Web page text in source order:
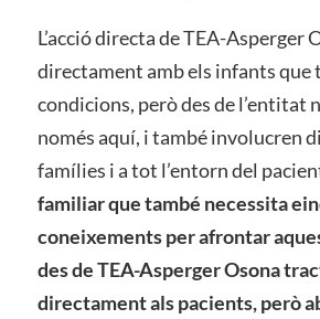
L’acció directa de TEA-Asperger
directament amb els infants que
condicions, però des de l’entitat
només aquí, i també involucren
famílies i a tot l’entorn del
familiar que també necessita
coneixements per afrontar
des de TEA-Asperger Osona
directament als pacients, però